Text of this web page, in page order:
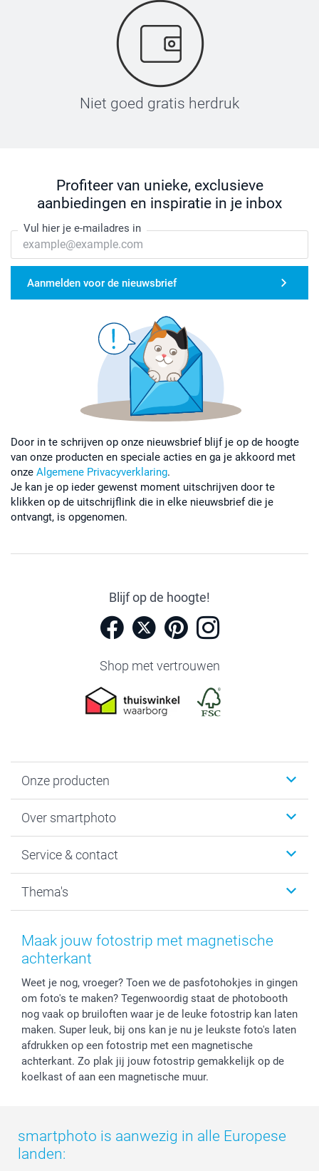
Niet goed gratis herdruk
Profiteer van unieke, exclusieve
aanbiedingen en inspiratie in je inbox
Vul hier je e-mailadres in
Aanmelden voor de nieuwsbrief
Door in te schrijven op onze nieuwsbrief blijf je op de hoogte
van onze producten en speciale acties en ga je akkoord met
onze Algemene Privacyverklaring.
Je kan je op ieder gewenst moment uitschrijven door te
klikken op de uitschrijflink die in elke nieuwsbrief die je
ontvangt, is opgenomen.
Blijf op de hoogte!
Shop met vertrouwen
Onze producten
Fotoboeken
Fotocadeaus
Kaarten
Over smartphoto
Vacatures
Bestelproces
Herroepingsrecht
Privacy
Reviews
Prijslijst
Investor Relations
Service & contact
Tevredenheidsgarantie
Mijn orderstatus
smartbonus
service@smartphoto.nl
Affiliate partnerprogramma
Partnerships
Influencer partnerprogramma
Thema's
Baby
Moederdag
Huwelijk
Maak jouw fotostrip met magnetische
achterkant
Weet je nog, vroeger? Toen we de pasfotohokjes in gingen
om foto's te maken? Tegenwoordig staat de photobooth
nog vaak op bruiloften waar je de leuke fotostrip kan laten
maken. Super leuk, bij ons kan je nu je leukste foto's laten
afdrukken op een fotostrip met een magnetische
achterkant. Zo plak jij jouw fotostrip gemakkelijk op de
koelkast of aan een magnetische muur.
smartphoto is aanwezig in alle Europese
landen: